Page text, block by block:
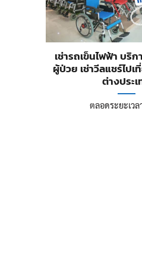
เช่ารถเข็นไฟฟ้า บริก
ผู้ป่วย เช่าวีลแชร์ไป
ต่างประ
ตลอดระยะเว